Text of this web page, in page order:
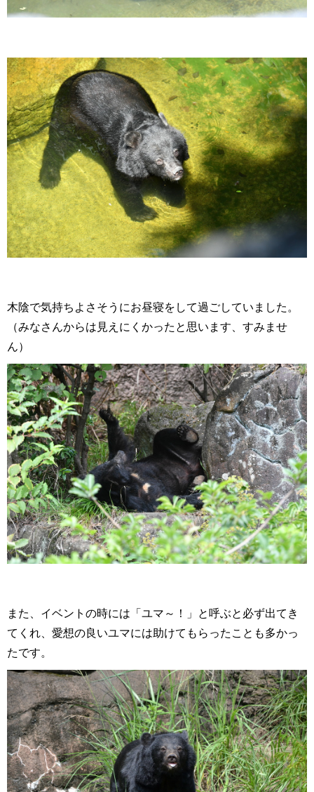
木陰で気持ちよさそうにお昼寝をして過ごしていました。
（みなさんからは見えにくかったと思います、すみませ
ん）
また、イベントの時には「ユマ～！」と呼ぶと必ず出てき
てくれ、愛想の良いユマには助けてもらったことも多かっ
たです。